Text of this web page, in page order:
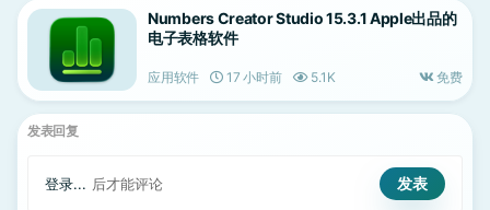
Numbers Creator Studio 15.3.1 Apple出品的
电子表格软件
应用软件 17 小时前 5.1K 免费
发表回复
登录... 后才能评论